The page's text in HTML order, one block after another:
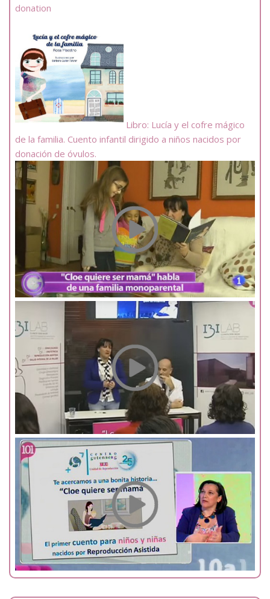
donation
Libro: Lucía y el cofre mágico
de la familia. Cuento infantil dirigido a niños nacidos por
donación de óvulos.